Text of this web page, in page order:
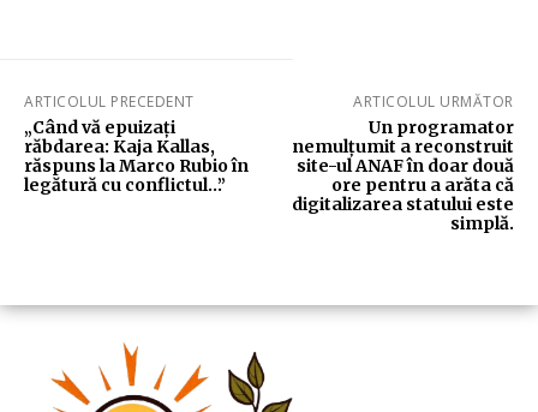
ARTICOLUL PRECEDENT
„Când vă epuizați
răbdarea: Kaja Kallas,
răspuns la Marco Rubio în
legătură cu conflictul…”
ARTICOLUL URMĂTOR
Un programator
nemulțumit a reconstruit
site-ul ANAF în doar două
ore pentru a arăta că
digitalizarea statului este
simplă.